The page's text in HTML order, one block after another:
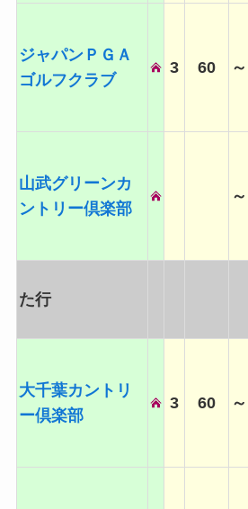
ジャパンＰＧＡ
ゴルフクラブ
3 60 ～
山武グリーンカ
ントリー倶楽部
～
た行
大千葉カントリ
ー倶楽部
3 60 ～